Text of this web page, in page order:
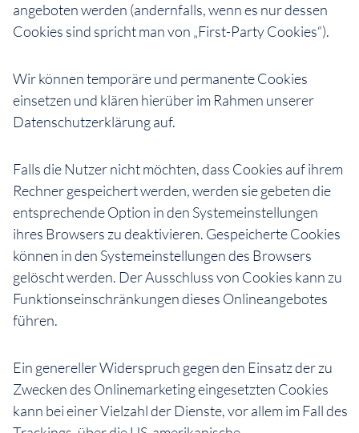
angeboten werden (andernfalls, wenn es nur dessen
Cookies sind spricht man von „First-Party Cookies“).
Wir können temporäre und permanente Cookies
einsetzen und klären hierüber im Rahmen unserer
Datenschutzerklärung auf.
Falls die Nutzer nicht möchten, dass Cookies auf ihrem
Rechner gespeichert werden, werden sie gebeten die
entsprechende Option in den Systemeinstellungen
ihres Browsers zu deaktivieren. Gespeicherte Cookies
können in den Systemeinstellungen des Browsers
gelöscht werden. Der Ausschluss von Cookies kann zu
Funktionseinschränkungen dieses Onlineangebotes
führen.
Ein genereller Widerspruch gegen den Einsatz der zu
Zwecken des Onlinemarketing eingesetzten Cookies
kann bei einer Vielzahl der Dienste, vor allem im Fall des